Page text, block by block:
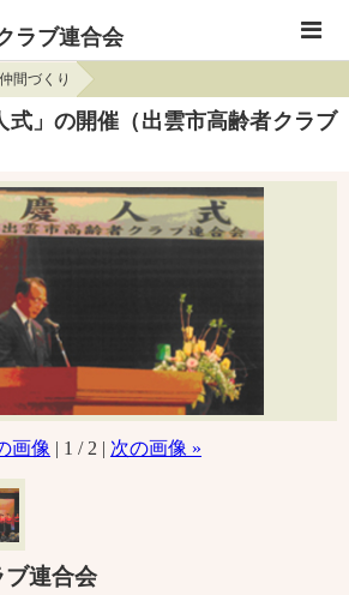
ラブ連合会
仲間づくり
式」の開催（出雲市高齢者クラブ
画像 | 1 / 2 | 次の画像 »
ブ連合会